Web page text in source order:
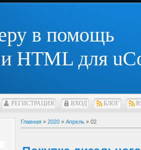
в помощь
HTML для
РЕГИСТРАЦИЯ ВХОД БЛОГ
Главная » 2020 » Апрель » 02